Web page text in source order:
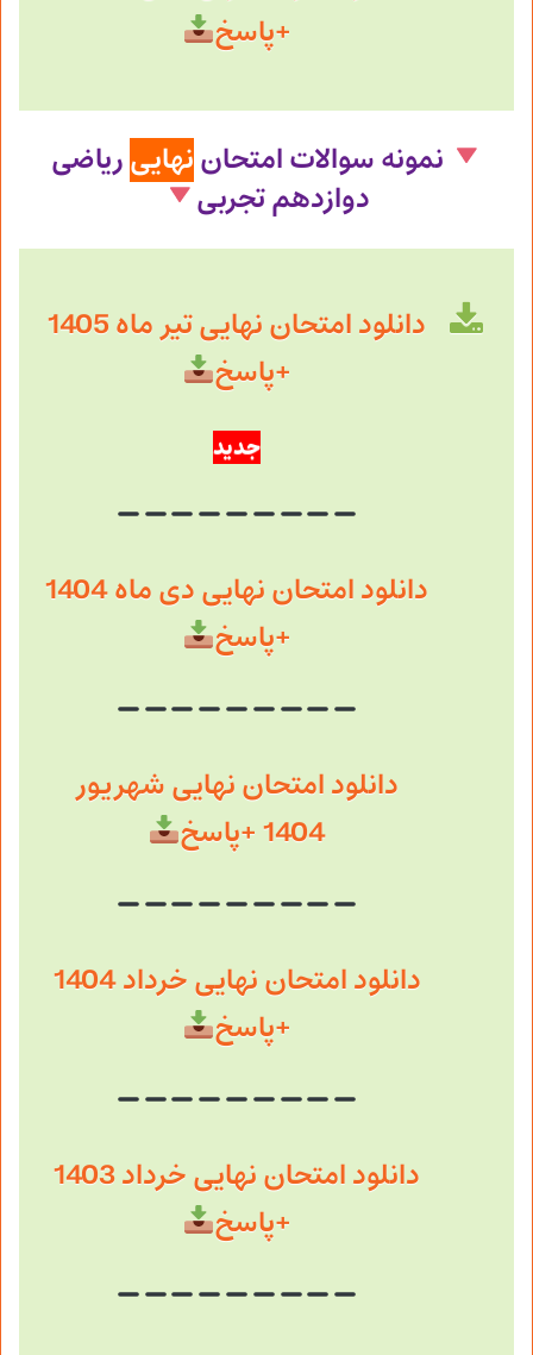
+پاسخ
نمونه سوالات امتحاننهاییریاضی
دوازدهمتجربی
دانلود امتحان نهایی تیر ماه 1405
+پاسخ
جدید
دانلود امتحان نهایی دی ماه 1404
+پاسخ
دانلود امتحان نهایی شهریور
1404 +پاسخ
دانلود امتحان نهایی خرداد 1404
+پاسخ
دانلود امتحان نهایی خرداد 1403
+پاسخ